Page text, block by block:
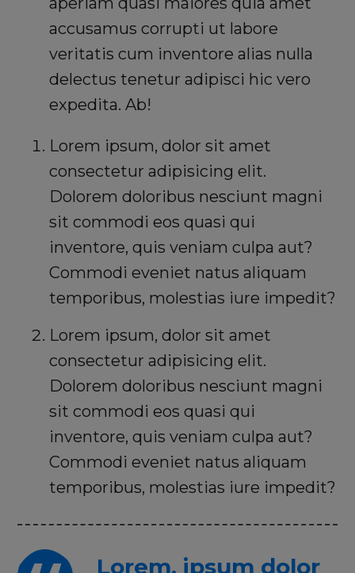
accusamus corrupti ut labore
veritatis cum inventore alias nulla
delectus tenetur adipisci hic vero
expedita. Ab!
Lorem ipsum, dolor sit amet
consectetur adipisicing elit.
Dolorem doloribus nesciunt magni
sit commodi eos quasi qui
inventore, quis veniam culpa aut?
Commodi eveniet natus aliquam
temporibus, molestias iure impedit?
Lorem ipsum, dolor sit amet
consectetur adipisicing elit.
Dolorem doloribus nesciunt magni
sit commodi eos quasi qui
inventore, quis veniam culpa aut?
Commodi eveniet natus aliquam
temporibus, molestias iure impedit?
Lorem, ipsum dolor